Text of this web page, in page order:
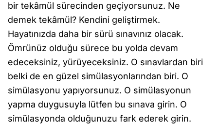
bir tekâmül sürecinden geçiyorsunuz. Ne
demek tekâmül? Kendini geliştirmek.
Hayatınızda daha bir sürü sınavınız olacak.
Ömrünüz olduğu sürece bu yolda devam
edeceksiniz, yürüyeceksiniz. O sınavlardan biri
belki de en güzel simülasyonlarından biri. O
simülasyonu yapıyorsunuz. O simülasyonun
yapma duygusuyla lütfen bu sınava girin. O
simülasyonda olduğunuzu fark ederek girin.